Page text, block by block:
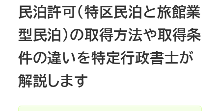
民泊許可（特区民泊と旅館業
型民泊）の取得方法や取得条
件の違いを特定行政書士が
解説します